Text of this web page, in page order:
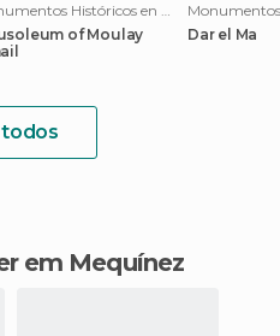
Monumentos Históricos en Mequínez
of Moulay
Dar el Ma
em Mequínez